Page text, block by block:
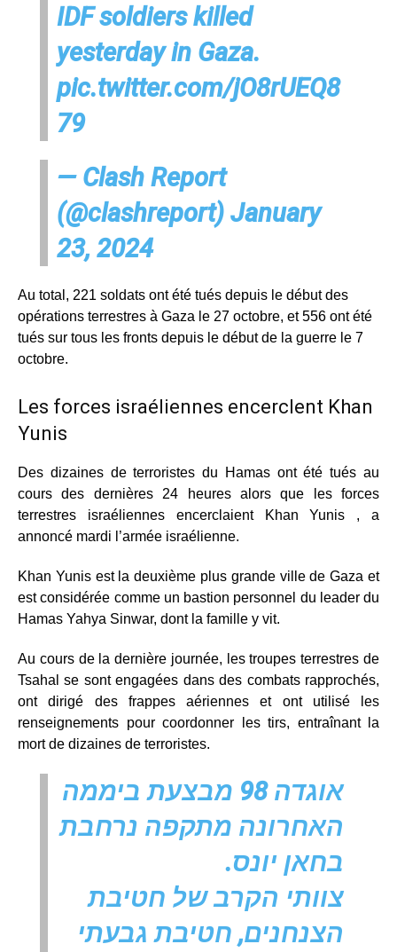
IDF soldiers killed
yesterday in Gaza.
pic.twitter.com/jO8rUEQ8
79
— Clash Report
(@clashreport) January
23, 2024
Au total, 221 soldats ont été tués depuis le début des
opérations terrestres à Gaza le 27 octobre, et 556 ont été
tués sur tous les fronts depuis le début de la guerre le 7
octobre.
Les forces israéliennes encerclent Khan
Yunis
Des dizaines de terroristes du Hamas ont été tués au
cours des dernières 24 heures alors que les forces
terrestres israéliennes encerclaient Khan Yunis , a
annoncé mardi l’armée israélienne.
Khan Yunis est la deuxième plus grande ville de Gaza et
est considérée comme un bastion personnel du leader du
Hamas Yahya Sinwar, dont la famille y vit.
Au cours de la dernière journée, les troupes terrestres de
Tsahal se sont engagées dans des combats rapprochés,
ont dirigé des frappes aériennes et ont utilisé les
renseignements pour coordonner les tirs, entraînant la
mort de dizaines de terroristes.
אוגדה 98 מבצעת ביממה
האחרונה מתקפה נרחבת
בחאן יונס.
צוותי הקרב של חטיבת
הצנחנים, חטיבת גבעתי